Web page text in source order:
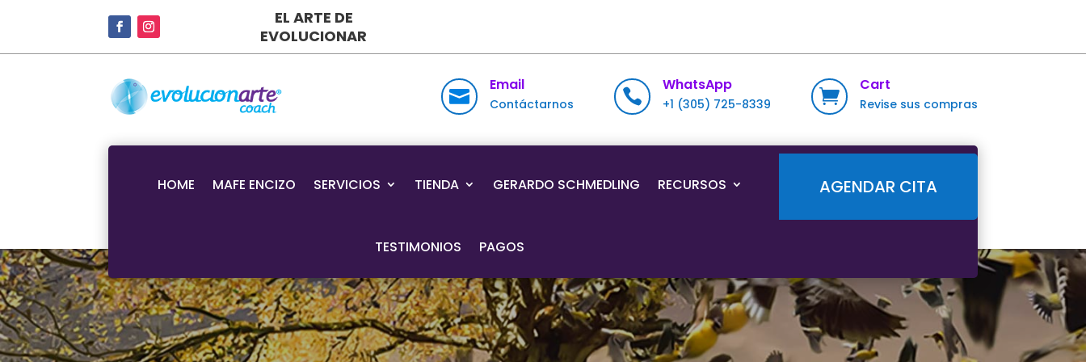
EL ARTE DE
EVOLUCIONAR

Email
Contáctarnos 
WhatsApp
+1 (305) 725-8339 
Cart
Revise sus compras
HOME MAFE ENCIZO SERVICIOS TIENDA GERARDO SCHMEDLING RECURSOS
TESTIMONIOS PAGOS
AGENDAR CITA